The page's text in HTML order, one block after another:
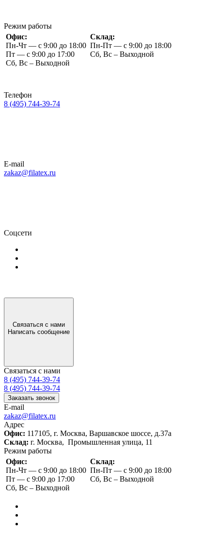
Режим работы
Офис:
Пн-Чт — с 9:00 до 18:00
Пт — с 9:00 до 17:00
Сб, Вс – Выходной
Склад:
Пн-Пт — с 9:00 до 18:00
Сб, Вс – Выходной
Телефон
8 (495) 744-39-74
E-mail
zakaz@filatex.ru
Соцсети
Связаться с нами
Написать сообщение
Связаться с нами
8 (495) 744-39-74
8 (495) 744-39-74
Заказать звонок
E-mail
zakaz@filatex.ru
Адрес
Офис: 117105, г. Москва, Варшавское шоссе, д.37а
Склад: г. Москва, Промышленная улица, 11
Режим работы
Офис:
Пн-Чт — с 9:00 до 18:00
Пт — с 9:00 до 17:00
Сб, Вс – Выходной
Склад:
Пн-Пт — с 9:00 до 18:00
Сб, Вс – Выходной